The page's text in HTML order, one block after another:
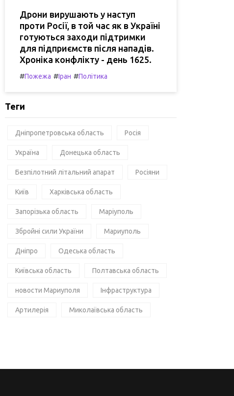
Дрони вирушають у наступ
проти Росії, в той час як в Україні
готуються заходи підтримки
для підприємств після нападів.
Хроніка конфлікту - день 1625.
#Пожежа #Іран #Політика
Теги
Дніпропетровська область Росія
Україна Донецька область
Безпілотний літальний апарат Росіяни
Київ Харківська область
Запорізька область Маріуполь
Збройні сили України Мариуполь
Дніпро Одеська область
Київська область Полтавська область
новости Мариуполя Інфраструктура
Артилерія Миколаївська область